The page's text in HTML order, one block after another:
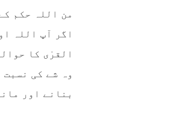
من اللہ حکم
اگر آپ اللہ
القرٰی کا
وہ شے کی نسبت
بنانے اور